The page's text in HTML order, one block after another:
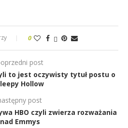
0
post
to jest oczywisty tytuł postu o
Hollow
post
HBO czyli zwierza rozważania
nad Emmys